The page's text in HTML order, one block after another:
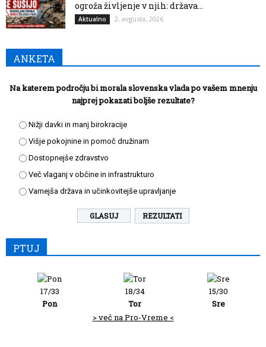
ogroža življenje v njih: država...
Aktualno 2. avgusta, 2026
ANKETA
Na katerem področju bi morala slovenska vlada po vašem mnenju
najprej pokazati boljše rezultate?
Nižji davki in manj birokracije
Višje pokojnine in pomoč družinam
Dostopnejše zdravstvo
Več vlaganj v občine in infrastrukturo
Varnejša država in učinkovitejše upravljanje
REZULTATI
PTUJ
17/33
Pon
18/34
Tor
15/30
Sre
> več na Pro-Vreme <